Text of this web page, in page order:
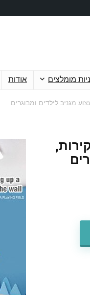
מומלצים אודות
מגניב לילדים ומבוגרים